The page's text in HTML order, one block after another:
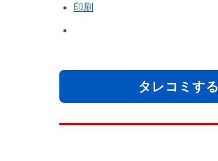
印刷
タレコミする